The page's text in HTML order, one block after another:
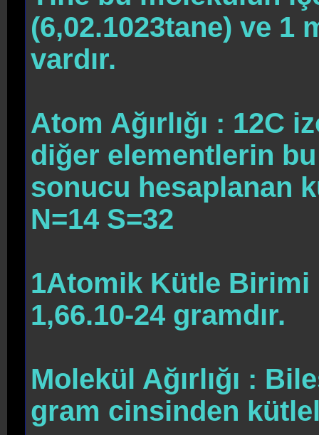
(6,02.1023tane) ve 1
vardır.
Atom Ağırlığı : 12C
diğer elementlerin
sonucu hesaplanan
N=14 S=32
1Atomik Kütle Birimi
1,66.10-24 gramdır.
Molekül Ağırlığı :
gram cinsinden